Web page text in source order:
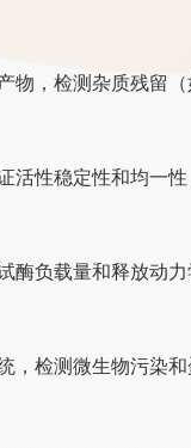
物，检测杂质残留
活性稳定性和均一
酶负载量和释放动
，检测微生物污染